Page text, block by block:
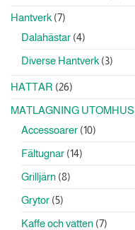
Hantverk 77
produkter
Dalahästar 44
Diverse Hantverk 33
HATTAR 2626
MATLAGNING UTOMHUS
Accessoarer 1010
Fältugnar 1414
Grilljärn 88
Grytor 55
Kaffe och vatten 77